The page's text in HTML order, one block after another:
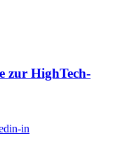
zur HighTech-
in